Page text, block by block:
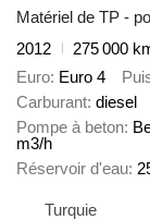
Matériel de TP -
2012
275 000
Euro Euro 4
Carburant diesel
Pompe à beton
m3/h
Réservoir d'eau
Turquie